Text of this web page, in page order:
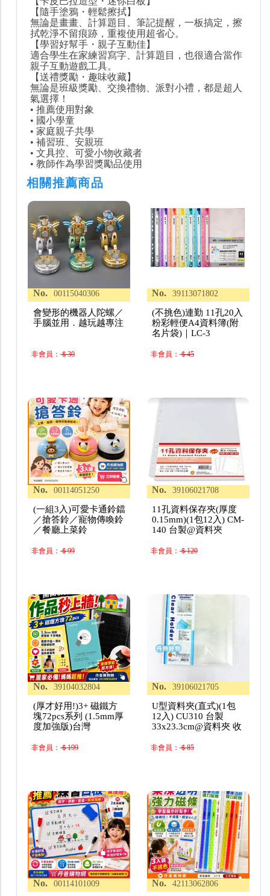
【隨手塗鴉・輕鬆擦拭】
無論是畫畫、計算題目、筆記提醒，一板搞定，擦
拭乾淨不留痕跡，重複使用超省心。
【學習好幫手・親子互動佳】
適合學生在家練習寫字、計算題目，也很適合當作
親子互動遊戲工具。
【送禮獎勵・趣味收藏】
無論是班級獎勵、交換禮物、派對小禮，都是超人
氣選擇！
• 推薦使用對象
• 國小學童
• 家庭親子共學
• 補習班、安親班
• 文具控、可愛小物收藏者
• 教師作為學習獎勵品使用
相關推薦商品
No. 00115040306
會變形的機器人陀螺／
手腦並用．越玩越專注
非會員：＄30
No. 39113071802
(不挑色)連勤 11孔20入
粉彩輕便A4資料簿(附
名片袋)｜LC-3
非會員：＄45
No. 00114051250
(一組3入)可愛卡通鈴鐺
／搶答鈴／寵物傳喚鈴
／餐廳上菜鈴
非會員：＄99
No. 39106021708
11孔資料保存夾(厚度
0.15mm)(1包12入) CM-
140 台製@資料夾
非會員：＄120
No. 39104032804
(厚才好用!)3+ 磁鐵方
塊72pcs系列 (1.5mm厚
度加強版)台灣
非會員：＄199
No. 39106021705
U型資料夾(直式)(1包
12入) CU310 台製
33x23.3cm@資料夾 收
非會員：＄85
No. 00114101009 No. 42113062806